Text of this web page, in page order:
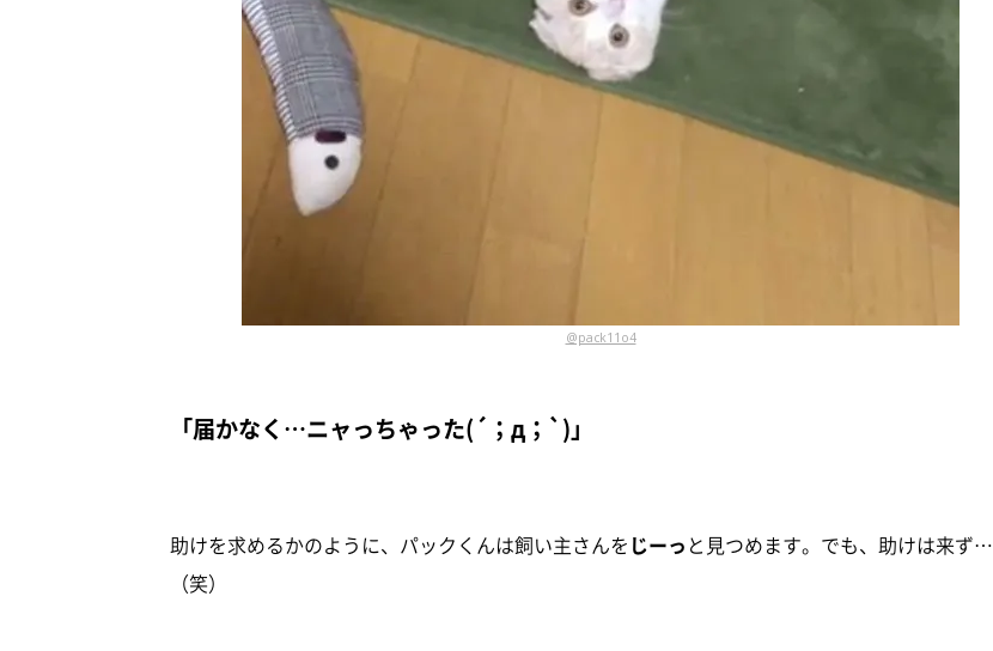
@pack11o4
「届かなく…ニャっちゃった(´；д；`)」
助けを求めるかのように、パックくんは飼い主さんを じーっ と見つめます。でも、助けは来ず…
（笑）